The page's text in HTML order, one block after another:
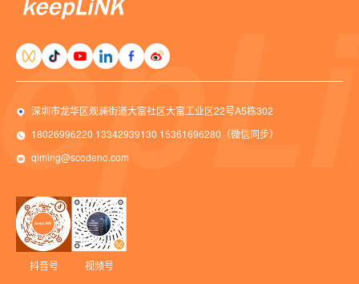
深圳市龙华区观澜街道大富社区大富工业区22号A5栋302
18026996220 13342939130 15361696280（微信同步）
qiming@scodeno.com
抖音号 视频号